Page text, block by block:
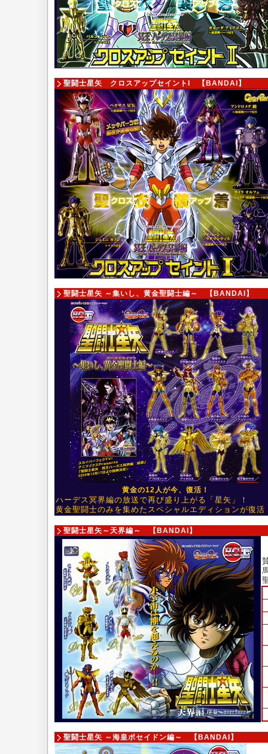
聖闘士星矢 クロスアップセイントI 【BANDAI】
聖闘士星矢 ～集いし、黄金聖闘士編～ 【BANDAI】
黄金の12人が今、復活！
ハーデス冥界編の放送で再び盛り上がる「星矢」！
黄金聖闘士のみを集めたスペシャルエディションが復活
聖闘士星矢～天界編～ 【BANDAI】
聖闘士星矢 ～海皇ポセイドン編～ 【BANDAI】